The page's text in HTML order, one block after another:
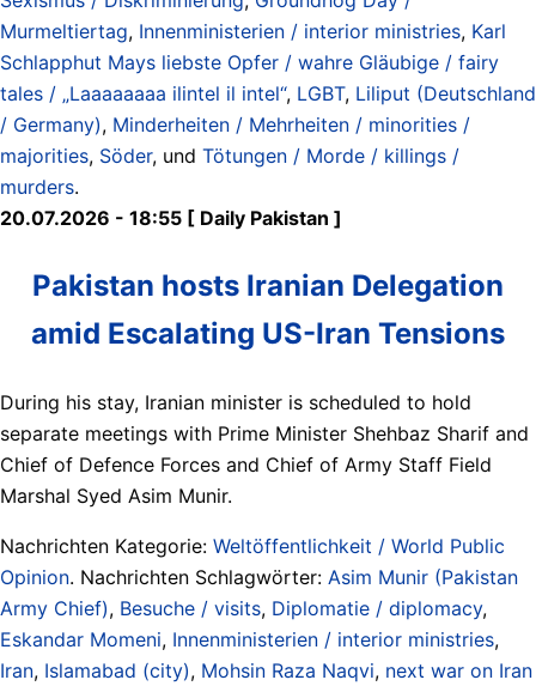
Murmeltiertag, Innenministerien / interior ministries, Karl
Schlapphut Mays liebste Opfer / wahre Gläubige / fairy
tales / „Laaaaaaaa ilintel il intel“, LGBT, Liliput (Deutschland
/ Germany), Minderheiten / Mehrheiten / minorities /
majorities, Söder, und Tötungen / Morde / killings /
murders.
20.07.2026 - 18:55 [ Daily Pakistan ]
Pakistan hosts Iranian Delegation
amid Escalating US-Iran Tensions
During his stay, Iranian minister is scheduled to hold
separate meetings with Prime Minister Shehbaz Sharif and
Chief of Defence Forces and Chief of Army Staff Field
Marshal Syed Asim Munir.
Nachrichten Kategorie: Weltöffentlichkeit / World Public
Opinion. Nachrichten Schlagwörter: Asim Munir (Pakistan
Army Chief), Besuche / visits, Diplomatie / diplomacy,
Eskandar Momeni, Innenministerien / interior ministries,
Iran, Islamabad (city), Mohsin Raza Naqvi, next war on Iran